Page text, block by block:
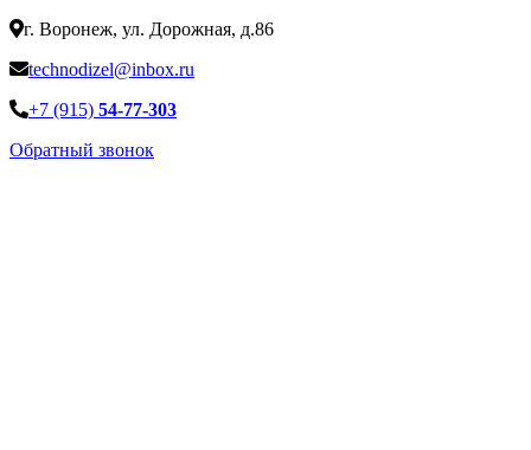
г. Воронеж, ул. Дорожная, д.86
technodizel@inbox.ru
+7 (915) 54-77-303
Обратный звонок